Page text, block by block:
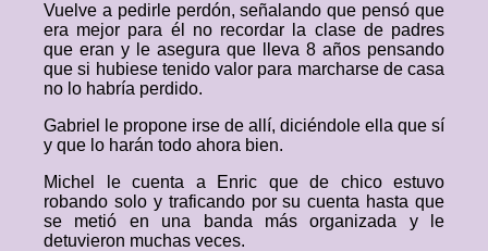
Vuelve a pedirle perdón, señalando que pensó que
era mejor para él no recordar la clase de padres
que eran y le asegura que lleva 8 años pensando
que si hubiese tenido valor para marcharse de casa
no lo habría perdido.
Gabriel le propone irse de allí, diciéndole ella que sí
y que lo harán todo ahora bien.
Michel le cuenta a Enric que de chico estuvo
robando solo y traficando por su cuenta hasta que
se metió en una banda más organizada y le
detuvieron muchas veces.